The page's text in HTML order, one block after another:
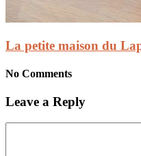
La petite maison du
No Comments
Leave a Reply